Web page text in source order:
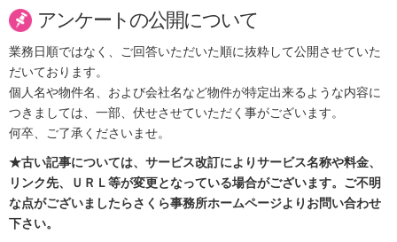
アンケートの公開について
業務日順ではなく、ご回答いただいた順に抜粋して公開させていた
だいております。
個人名や物件名、および会社名など物件が特定出来るような内容に
つきましては、一部、伏せさせていただく事がございます。
何卒、ご了承くださいませ。
★古い記事については、サービス改訂によりサービス名称や料金、
リンク先、ＵＲＬ等が変更となっている場合がございます。ご不明
な点がございましたらさくら事務所ホームページよりお問い合わせ
下さい。